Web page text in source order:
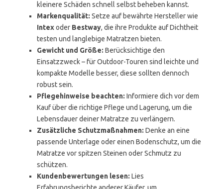
kleinere Schäden schnell selbst beheben kannst.
Markenqualität: Setze auf bewährte Hersteller wie
Intexoder Bestway, die ihre Produkte auf Dichtheit
testen und langlebige Matratzen bieten.
Gewicht und Größe: Berücksichtige den
Einsatzzweck – für Outdoor-Touren sind leichte und
kompakte Modelle besser, diese sollten dennoch
robust sein.
Pflegehinweise beachten: Informiere dich vor dem
Kauf über die richtige Pflege und Lagerung, um die
Lebensdauer deiner Matratze zu verlängern.
Zusätzliche Schutzmaßnahmen: Denke an eine
passende Unterlage oder einen Bodenschutz, um die
Matratze vor spitzen Steinen oder Schmutz zu
schützen.
Kundenbewertungen lesen: Lies